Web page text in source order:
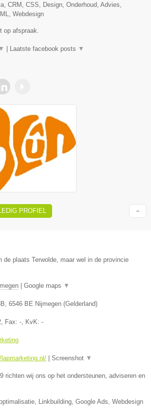
CRM, CSS, Design, Onderhoud, Advies,
Webdesign
op afspraak.
▼ | Laatste facebook posts ▼
PROFIEL
de plaats Terwolde, maar wel in de provincie
Google maps ▼
, 6546 BE Nijmegen (Gelderland)
, Fax: -, KvK: -
lapmarketing.nl/ Screenshot ▼
richten wij ons op het ondersteunen, adviseren en
Linkbuilding, Google Ads, Webdesign